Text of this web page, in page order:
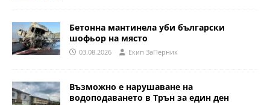
Бетонна мантинела уби български
шофьор на място
03.08.2026 Eкип ЗаПерник
Възможно е нарушаване на
водоподаването в Трън за един ден